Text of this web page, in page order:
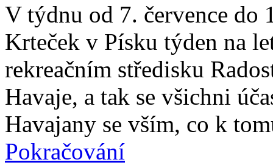
V týdnu od 7. července do
Krteček v Písku týden na
rekreačním středisku
Havaje, a tak se všichni
Havajany se vším, co k
Pokračování